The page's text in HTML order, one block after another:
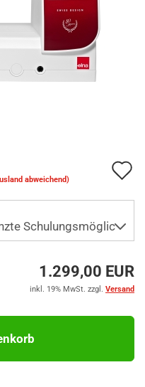
abweichend)
1.299,00 EUR
inkl. 19% MwSt. zzgl. Versand